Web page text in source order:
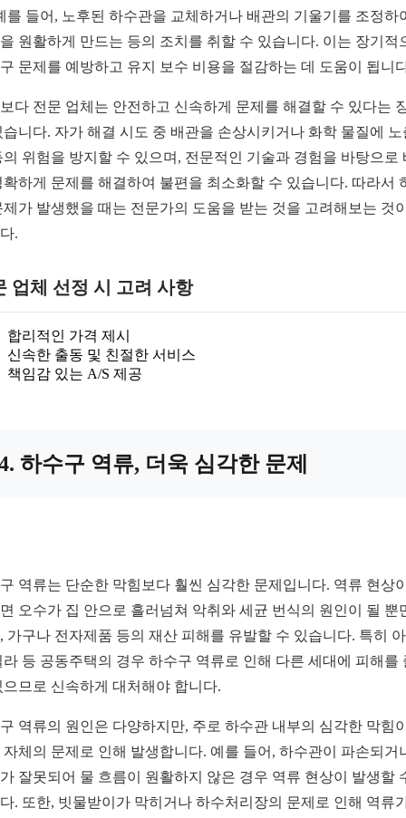
를 들어, 노후된 하수관을 교체하거나 배관의 기울기를 조정하
원활하게 만드는 등의 조치를 취할 수 있습니다. 이는 장기적
문제를 예방하고 유지 보수 비용을 절감하는 데 도움이 됩니
다 전문 업체는 안전하고 신속하게 문제를 해결할 수 있다는
습니다. 자가 해결 시도 중 배관을 손상시키거나 화학 물질에 노
의 위험을 방지할 수 있으며, 전문적인 기술과 경험을 바탕으로
확하게 문제를 해결하여 불편을 최소화할 수 있습니다. 따라서
제가 발생했을 때는 전문가의 도움을 받는 것을 고려해보는 것
.
업체 선정 시 고려 사항
합리적인 가격 제시
신속한 출동 및 친절한 서비스
책임감 있는 A/S 제공
하수구 역류, 더욱 심각한 문제
역류는 단순한 막힘보다 훨씬 심각한 문제입니다. 역류 현상
오수가 집 안으로 흘러넘쳐 악취와 세균 번식의 원인이 될 뿐
가구나 전자제품 등의 재산 피해를 유발할 수 있습니다. 특히
라 등 공동주택의 경우 하수구 역류로 인해 다른 세대에 피해를
으므로 신속하게 대처해야 합니다.
역류의 원인은 다양하지만, 주로 하수관 내부의 심각한 막힘
자체의 문제로 인해 발생합니다. 예를 들어, 하수관이 파손되거
잘못되어 물 흐름이 원활하지 않은 경우 역류 현상이 발생할
. 또한, 빗물받이가 막히거나 하수처리장의 문제로 인해 역류